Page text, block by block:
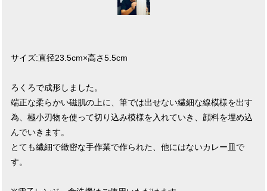
サイズ:直径23.5cm×高さ5.5cm
ろくろで成形しました。
端正な柔らかい磁肌の上に、筆では出せない繊細な線模様を出す
為、極小刃物を使って切り込み模様を入れていき、顔料を埋め込
んでいきます。
とても繊細で緻密な手作業で作られた、他にはないカレー皿で
す。